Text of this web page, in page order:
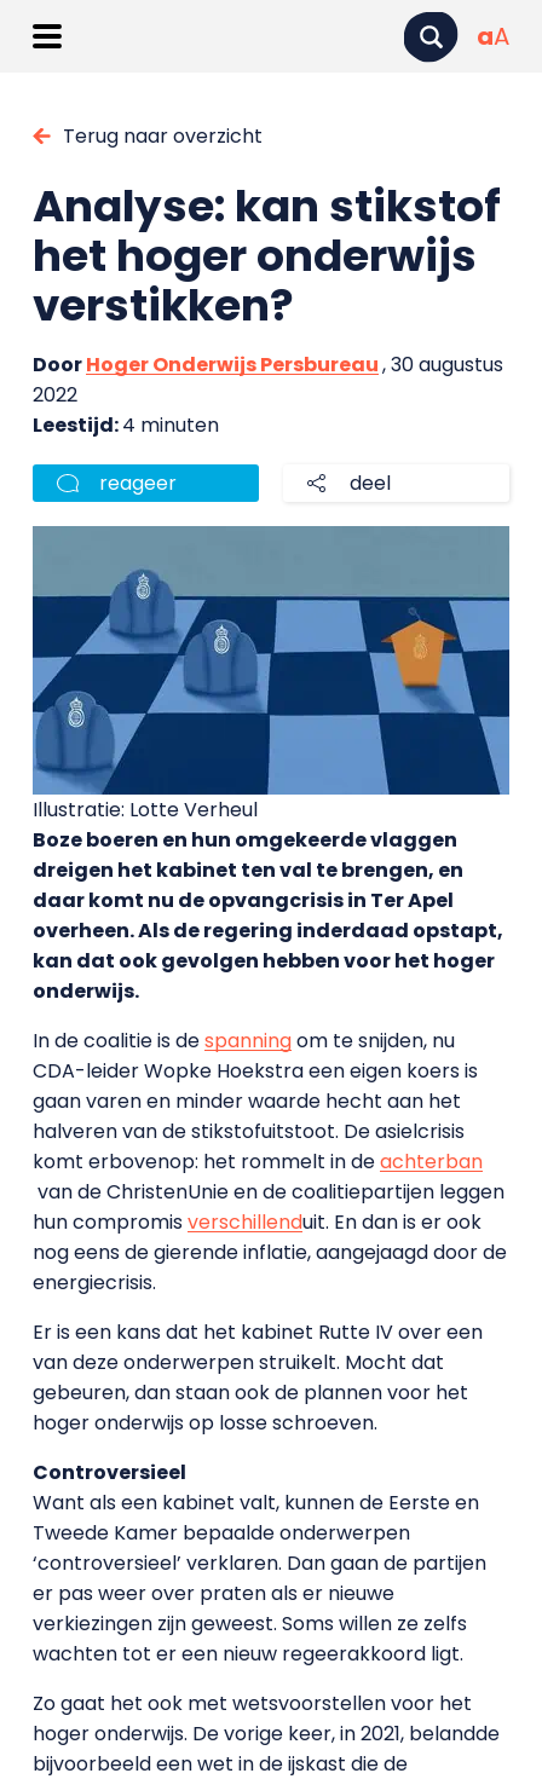
aA
Terug naar overzicht
Analyse: kan stikstof
het hoger onderwijs
verstikken?
DoorHoger Onderwijs Persbureau, 30 augustus
2022
Leestijd:4 minuten
reageer deel
Illustratie: Lotte Verheul
Boze boeren en hun omgekeerde vlaggen
dreigen het kabinet ten val te brengen, en
daar komt nu de opvangcrisis in Ter Apel
overheen. Als de regering inderdaad opstapt,
kan dat ook gevolgen hebben voor het hoger
onderwijs.
In de coalitie is despanningom te snijden, nu
CDA-leider Wopke Hoekstra een eigen koers is
gaan varen en minder waarde hecht aan het
halveren van de stikstofuitstoot. De asielcrisis
komt erbovenop: het rommelt in deachterban
van de ChristenUnie en de coalitiepartijen leggen
hun compromisverschillenduit. En dan is er ook
nog eens de gierende inflatie, aangejaagd door de
energiecrisis.
Er is een kans dat het kabinet Rutte IV over een
van deze onderwerpen struikelt. Mocht dat
gebeuren, dan staan ook de plannen voor het
hoger onderwijs op losse schroeven.
Controversieel
Want als een kabinet valt, kunnen de Eerste en
Tweede Kamer bepaalde onderwerpen
‘controversieel’ verklaren. Dan gaan de partijen
er pas weer over praten als er nieuwe
verkiezingen zijn geweest. Soms willen ze zelfs
wachten tot er een nieuw regeerakkoord ligt.
Zo gaat het ook met wetsvoorstellen voor het
hoger onderwijs. De vorige keer, in 2021, belandde
bijvoorbeeld een wet in de ijskast die de